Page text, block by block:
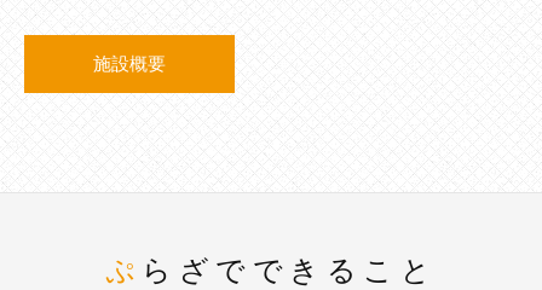
施設概要
ぷらざでできること